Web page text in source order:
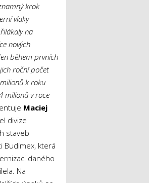
krok
vlaky
na
nových
během prvních
roční počet
k roku
milionů v roce
Maciej
divize
staveb
Budimex, která
daného
Na